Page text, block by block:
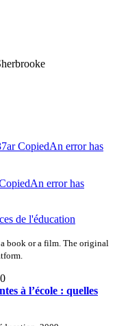
CopiedAn error has
An error has
de l'éducation
book or a film. The original
à l’école : quelles